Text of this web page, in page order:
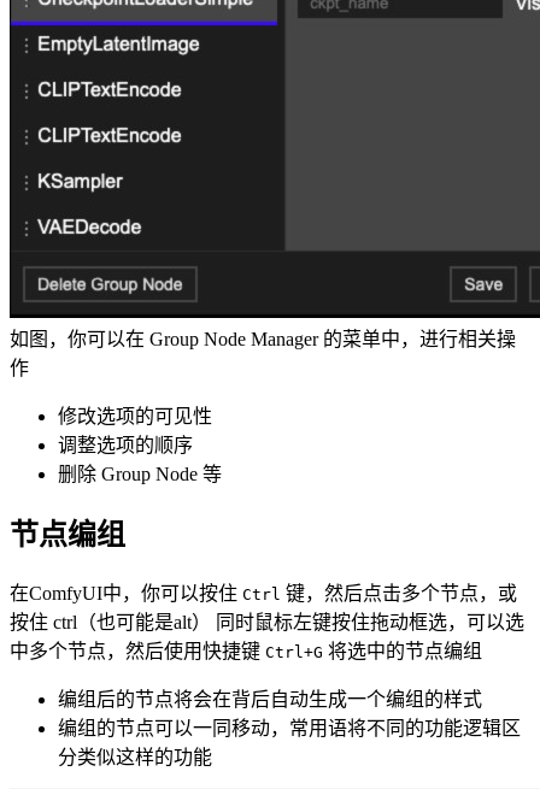
如图，你可以在 Group Node Manager 的菜单中，进行相关操
作
修改选项的可见性
调整选项的顺序
删除 Group Node 等
节点编组
在ComfyUI中，你可以按住 Ctrl 键，然后点击多个节点，或
按住 ctrl（也可能是alt） 同时鼠标左键按住拖动框选，可以选
中多个节点，然后使用快捷键 Ctrl+G 将选中的节点编组
编组后的节点将会在背后自动生成一个编组的样式
编组的节点可以一同移动，常用语将不同的功能逻辑区
分类似这样的功能